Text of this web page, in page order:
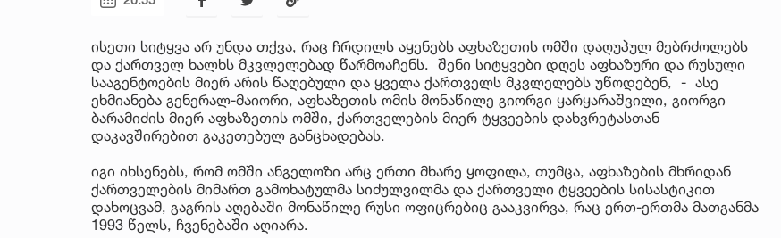
ისეთი სიტყვა არ უნდა თქვა, რაც ჩრდილს აყენებს აფხაზეთის ომში დაღუპულ მებრძოლებს
და ქართველ ხალხს მკვლელებად წარმოაჩენს. შენი სიტყვები დღეს აფხაზური და რუსული
სააგენტოების მიერ არის წაღებული და ყველა ქართველს მკვლელებს უწოდებენ, - ასე
ეხმიანება გენერალ-მაიორი, აფხაზეთის ომის მონაწილე გიორგი ყარყარაშვილი, გიორგი
ბარამიძის მიერ აფხაზეთის ომში, ქართველების მიერ ტყვეების დახვრეტასთან
დაკავშირებით გაკეთებულ განცხადებას.
იგი იხსენებს, რომ ომში ანგელოზი არც ერთი მხარე ყოფილა, თუმცა, აფხაზების მხრიდან
ქართველების მიმართ გამოხატულმა სიძულვილმა და ქართველი ტყვეების სისასტიკით
დახოცვამ, გაგრის აღებაში მონაწილე რუსი ოფიცრებიც გააკვირვა, რაც ერთ-ერთმა მათგანმა
1993 წელს, ჩვენებაში აღიარა.